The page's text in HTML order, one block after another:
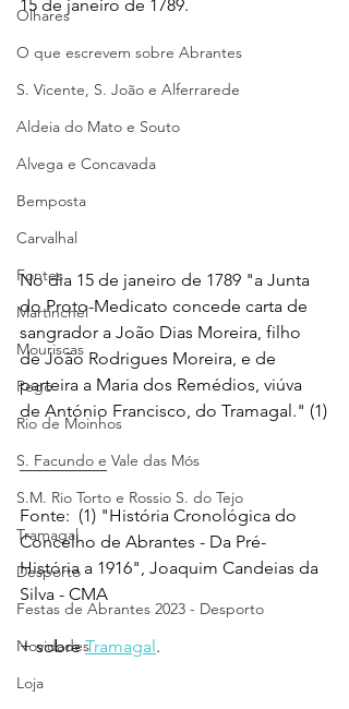
Olhares
O que escrevem sobre Abrantes
S. Vicente, S. João e Alferrarede
Aldeia do Mato e Souto
Alvega e Concavada
Bemposta
Carvalhal
Fontes
Martinchel
Mouriscas
Pego
Rio de Moinhos
S. Facundo e Vale das Mós
S.M. Rio Torto e Rossio S. do Tejo
Tramagal
Desporto
Festas de Abrantes 2023 - Desporto
Novidades
Loja
15 de janeiro de 1789.
No dia 15 de janeiro de 1789 "a Junta
do Proto-Medicato concede carta de
sangrador a João Dias Moreira, filho
de João Rodrigues Moreira, e de
parteira a Maria dos Remédios, viúva
de António Francisco, do Tramagal." (1)
__________
Fonte:  (1) "História Cronológica do
Concelho de Abrantes - Da Pré-
História a 1916", Joaquim Candeias da
Silva - CMA
+ sobre Tramagal.